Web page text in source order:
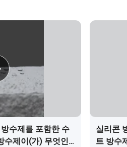
시켜 냉동-해동 및 삼출로
로 의 자연스러운 모습을
수제를 포함한 수
수제이(가) 무엇인
실리콘
트 방수